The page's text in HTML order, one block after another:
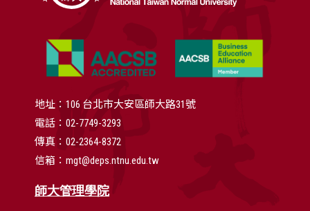
地址：106 台北市大安區師大路31號
電話：02-7749-3293
傳真：02-2364-8372
信箱：mgt@deps.ntnu.edu.tw
師大管理學院